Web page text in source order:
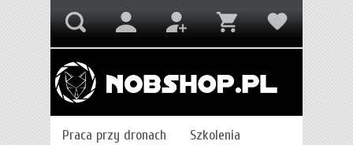
Praca przy dronach Szkolenia